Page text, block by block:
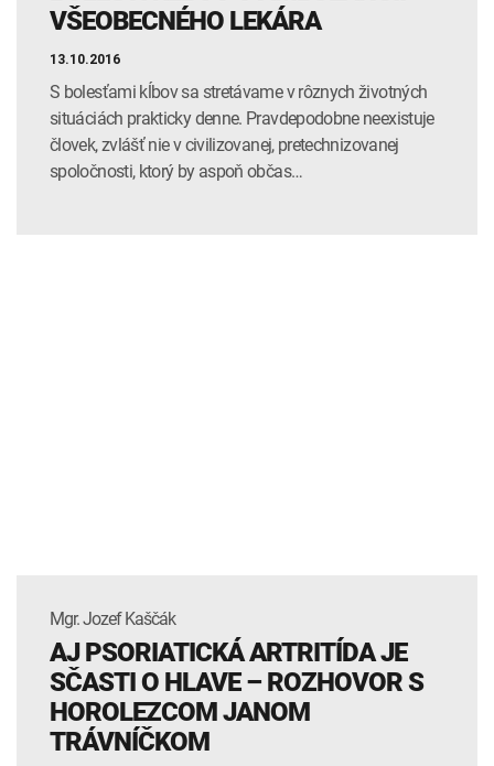
VŠEOBECNÉHO LEKÁRA
13.10.2016
S bolesťami kĺbov sa stretávame v rôznych životných
situáciách prakticky denne. Pravdepodobne neexistuje
človek, zvlášť nie v civilizovanej, pretechnizovanej
spoločnosti, ktorý by aspoň občas…
Mgr. Jozef Kaščák
AJ PSORIATICKÁ ARTRITÍDA JE
SČASTI O HLAVE – ROZHOVOR S
HOROLEZCOM JANOM
TRÁVNÍČKOM